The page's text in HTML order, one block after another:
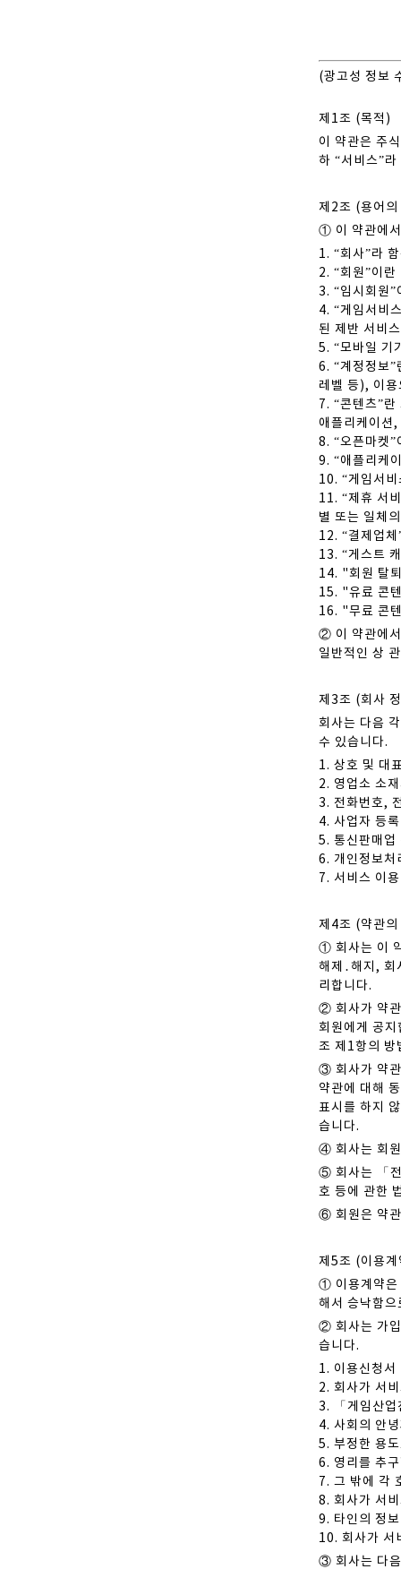
(광고성 정보
제1조 (목적)
이 약관은 주
하 “서비스”
제2조 (용어
① 이 약관에서
1. “회사”라
2. “회원”이
3. “임시회원”
4. “게임서비
된 제반 서비
5. “모바일 기
6. “계정정보
레벨 등), 이
7. “콘텐츠”
애플리케이션
8. “오픈마켓”
9. “애플리케
10. “게임서
11. “제휴 서
별 또는 일체
12. “결제업
13. “게스트
14. "회원 탈
15. "유료 콘
16. "무료 콘
② 이 약관에서
일반적인 상
제3조 (회사
회사는 다음
수 있습니다.
1. 상호 및 대
2. 영업소 소
3. 전화번호,
4. 사업자 등
5. 통신판매업
6. 개인정보처
7. 서비스 이
제4조 (약관
① 회사는 이
해제․해지, 회
리합니다.
② 회사가 약관
회원에게 공
조 제1항의 방
③ 회사가 약관
약관에 대해
표시를 하지
습니다.
④ 회사는 회원
⑤ 회사는 「전
호 등에 관한
⑥ 회원은 약관
제5조 (이용
① 이용계약은
해서 승낙함
② 회사는 가입
습니다.
1. 이용신청서
2. 회사가 서
3. 「게임산업
4. 사회의 안
5. 부정한 용
6. 영리를 추
7. 그 밖에 각
8. 회사가 서
9. 타인의 정
10. 회사가 서
③ 회사는 다음